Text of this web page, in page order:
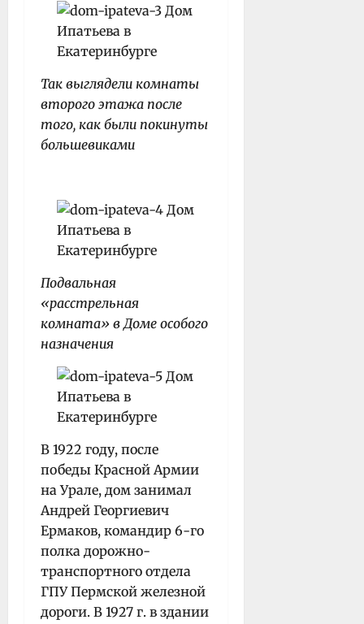
Так выглядели комнаты
второго этажа после
того, как были покинуты
большевиками
Подвальная
«расстрельная
комната» в Доме особого
назначения
В 1922 году, после
победы Красной Армии
на Урале, дом занимал
Андрей Георгиевич
Ермаков, командир 6-го
полка дорожно-
транспортного отдела
ГПУ Пермской железной
дороги. В 1927 г. в здании